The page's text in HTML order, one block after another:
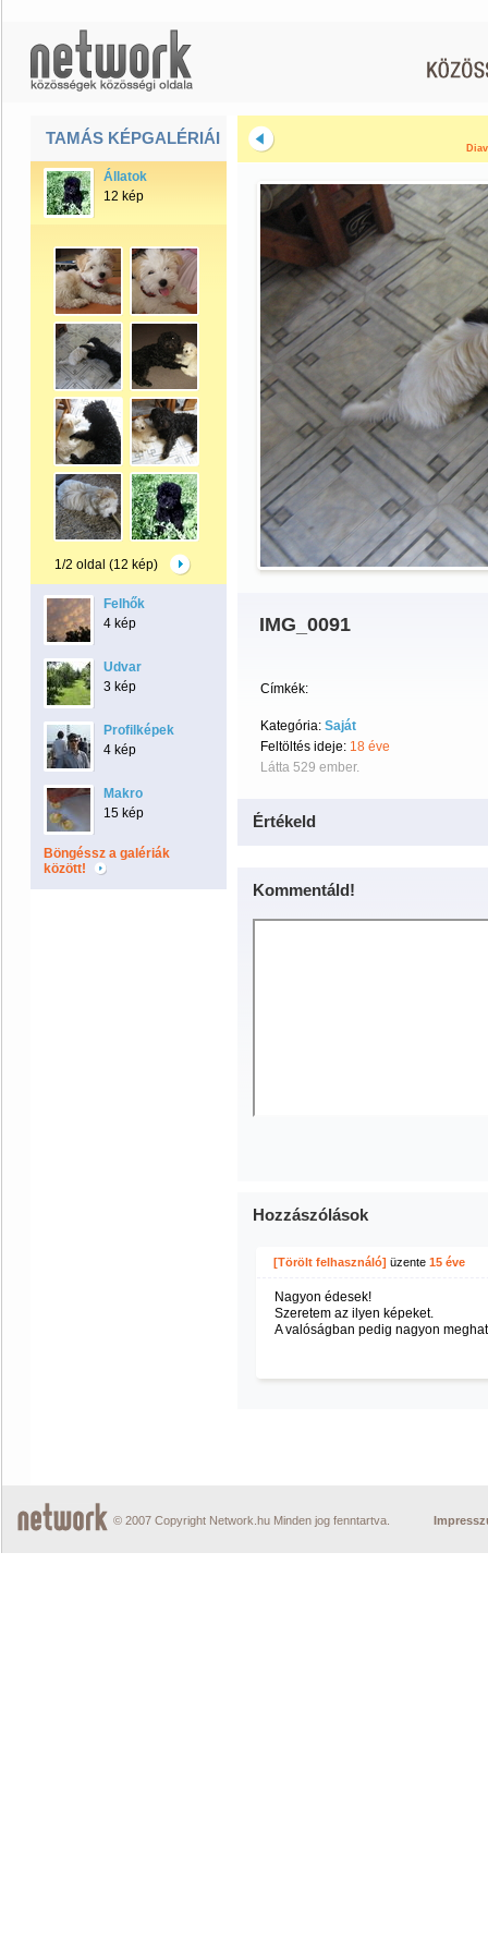
TAMÁS KÉPGALÉRIÁI
Állatok
12 kép
1/2 oldal (12 kép)
Felhők
4 kép
Udvar
3 kép
Profilképek
4 kép
Makro
15 kép
Böngéssz a galériák
között!
IMG_0091
Címkék:
Kategória: Saját
Feltöltés ideje: 18 éve
Látta 529 ember.
Értékeld
Kommentáld!
Hozzászólások
[Törölt felhasználó] üzente 15 éve
Nagyon édesek!
Szeretem az ilyen képeket.
A valóságban pedig nagyon
© 2007 Copyright Network.hu Minden jog fenntartva.